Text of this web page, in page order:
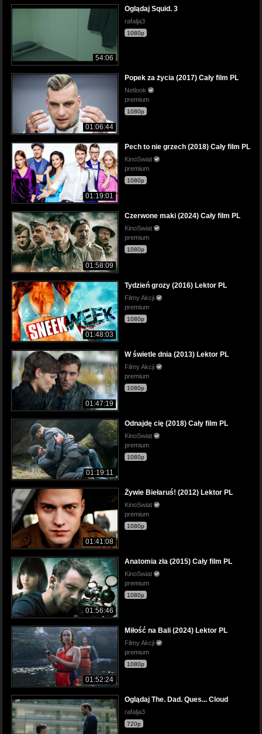
54:06
Oglądaj Squid. 3
rafalja3
1080p
01:06:44
Popek za życia (2017) Cały film PL
Netlook
premium
1080p
01:19:01
Pech to nie grzech (2018) Cały film PL
KinoSwiat
premium
1080p
01:58:09
Czerwone maki (2024) Cały film PL
KinoSwiat
premium
1080p
01:48:03
Tydzień grozy (2016) Lektor PL
Filmy Akcji
premium
1080p
01:47:19
W świetle dnia (2013) Lektor PL
Filmy Akcji
premium
1080p
01:19:11
Odnajdę cię (2018) Cały film PL
KinoSwiat
premium
1080p
01:41:08
Żywie Biełaruś! (2012) Lektor PL
KinoSwiat
premium
1080p
01:56:46
Anatomia zła (2015) Cały film PL
KinoSwiat
premium
1080p
01:52:24
Miłość na Bali (2024) Lektor PL
Filmy Akcji
premium
1080p
Oglądaj The. Dad. Ques... Cloud
rafalja3
720p